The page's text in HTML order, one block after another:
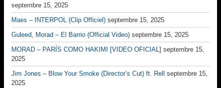
septembre 15, 2025
Maes – INTERPOL (Clip Officiel) septembre 15, 2025
Guleed, Morad – El Barrio (Official Video) septembre 15, 2025
MORAD – PARÍS COMO HAKIMI [VIDEO OFICIAL] septembre 15,
2025
Jim Jones – Blow Your Smoke (Director’s Cut) ft. Rell
septembre 15,
2025